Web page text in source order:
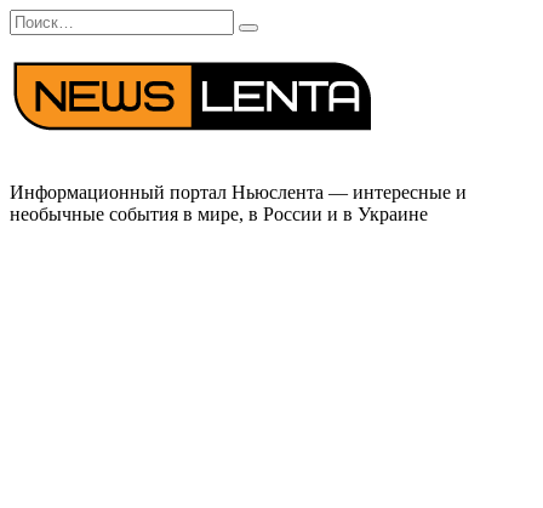
Перейти
к
содержанию
Search
for:
Информационный портал Ньюслента — интересные и
необычные события в мире, в России и в Украине